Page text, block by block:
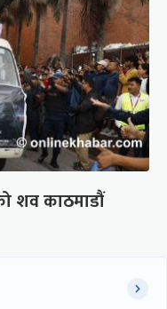
शव काठमाडौं